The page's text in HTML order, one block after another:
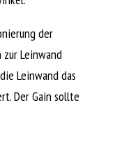
der
Leinwand
Leinwand das
Der Gain sollte